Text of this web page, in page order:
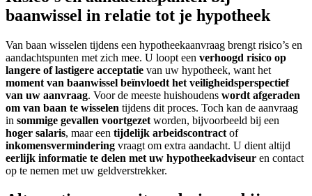
baanwissel in relatie tot je hypotheek
Van baan wisselen tijdens een hypotheekaanvraag brengt risico’s en
aandachtspunten met zich mee. U loopt een verhoogd risico op
langere of lastigere acceptatie van uw hypotheek, want het
moment van baanwissel beïnvloedt het veiligheidsperspectief
van uw aanvraag. Voor de meeste huishoudens wordt afgeraden
om van baan te wisselen tijdens dit proces. Toch kan de aanvraag
in sommige gevallen voortgezet worden, bijvoorbeeld bij een
hoger salaris, maar een tijdelijk arbeidscontract of
inkomensvermindering vraagt om extra aandacht. U dient altijd
eerlijk informatie te delen met uw hypotheekadviseur en contact
op te nemen met uw geldverstrekker.